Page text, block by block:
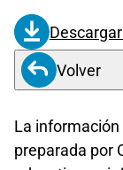
Volver
La
preparada por